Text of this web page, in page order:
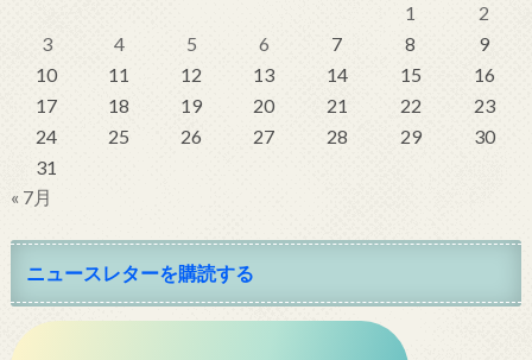
1
2
3
4 5 6 7 8
9
10
11 12 13 14 15
16
17
18 19 20 21 22
23
24
25 26 27 28 29
30
31
« 7月
ニュースレターを購読する